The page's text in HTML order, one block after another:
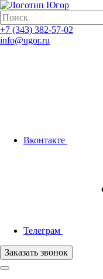
+7 (343) 382-57-02
info@ugor.ru
Вконтакте
Телеграм
Заказать звонок